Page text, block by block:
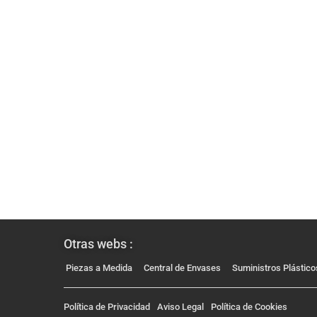
Otras webs :
Piezas a Medida Central de Envases Suministros
Política de Privacidad Aviso Legal Política de Cookies